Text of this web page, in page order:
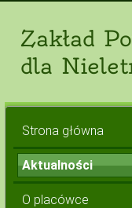
Zakład
dla
Strona główna
Aktualności
O placówce